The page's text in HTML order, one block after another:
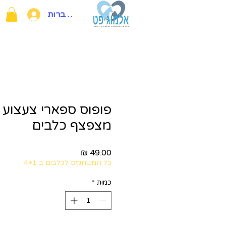
להתחברות
פופוס ספארי צעצוע
מצפצף כלבים
כל המשחקים לכלבים ב 4+1
כמות *